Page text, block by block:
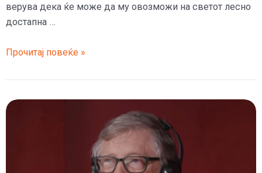
верува дека ќе може да му овозможи на светот лесно
достапна …
Германец
вакцина
против
Ковид-19,
Прочитај повеќе »